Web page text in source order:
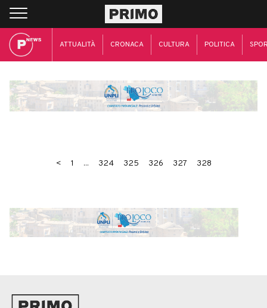
ATTUALITÀ CRONACA CULTURA POLITICA
< 1 ... 324 325 326 327 328